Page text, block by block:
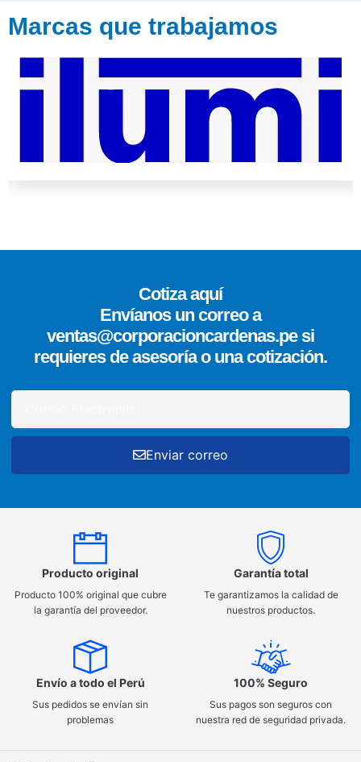
Marcas que trabajamos
Cotiza aquí
Envíanos un correo a
ventas@corporacioncardenas.pe si
requieres de asesoría o una cotización.
Enviar correo
Producto original
Producto 100% original que cubre
la garantía del proveedor.
Garantía total
Te garantizamos la calidad de
nuestros productos.
Envío a todo el Perú
Sus pedidos se envían sin
problemas
100% Seguro
Sus pagos son seguros con
nuestra red de seguridad privada.